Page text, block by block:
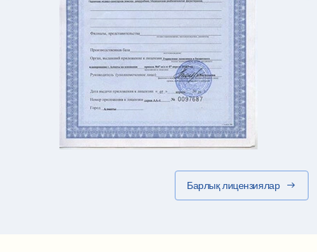
Барлық лицензиялар